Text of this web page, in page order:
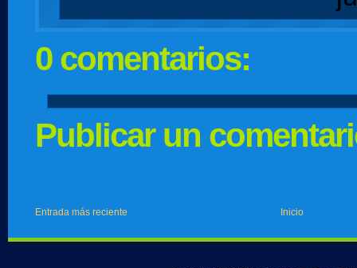
0 comentarios:
Publicar un
Entrada más reciente Inicio